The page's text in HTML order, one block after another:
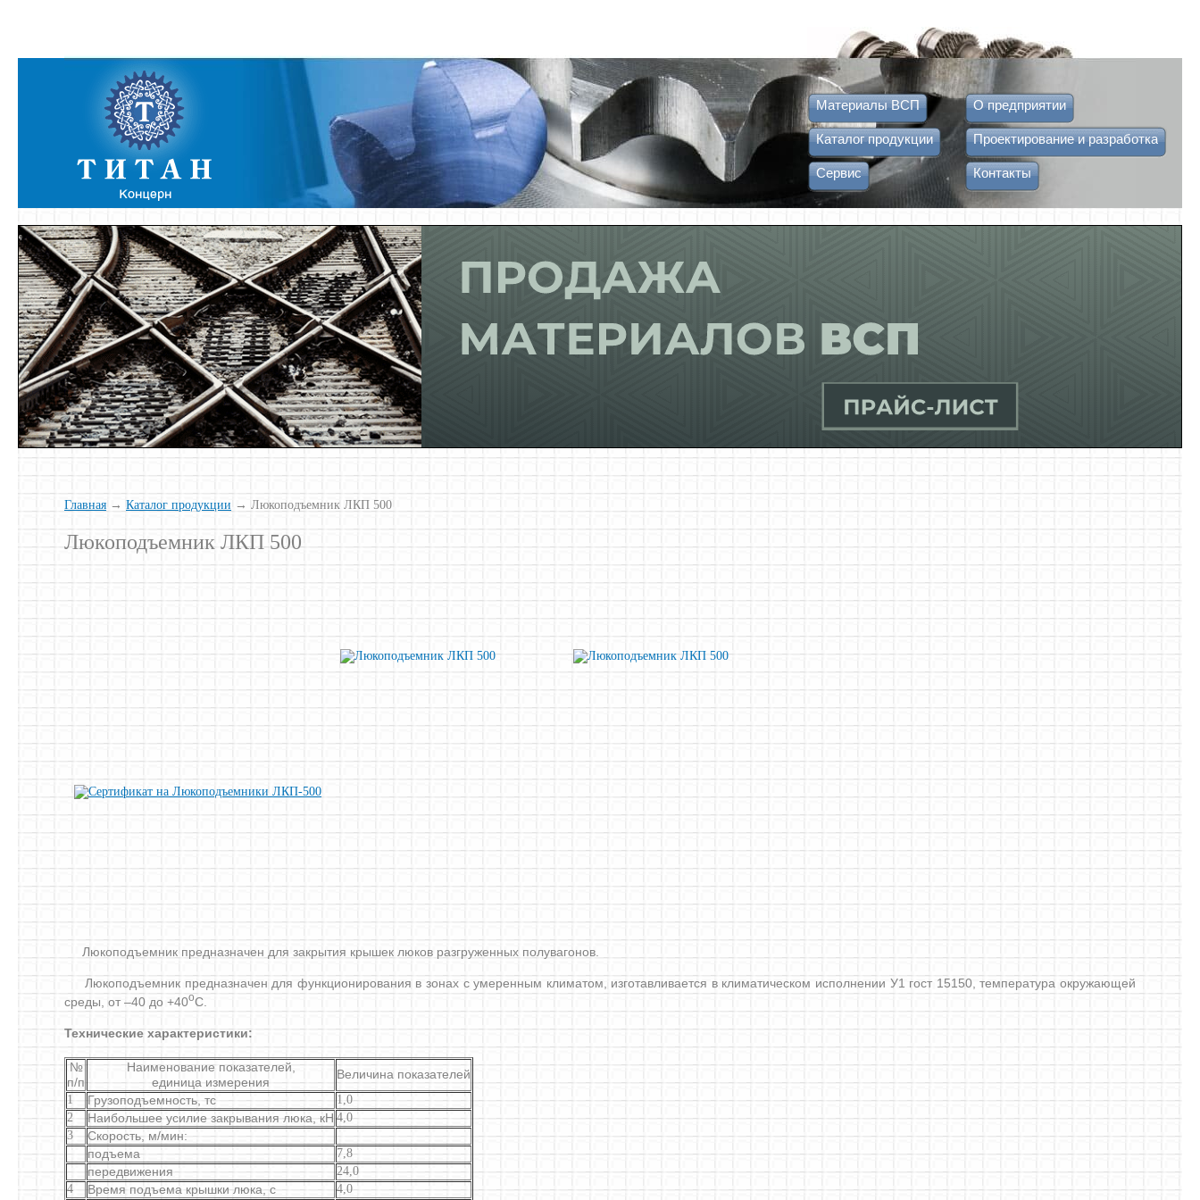
Материалы ВСП О предприятии
Каталог продукции Проектирование и разработка
Сервис Контакты
Главная → Каталог продукции → Люкоподъемник ЛКП 500
Люкоподъемник ЛКП 500
Люкоподъемник предназначен для закрытия крышек люков разгруженных полувагонов
Люкоподъемник предназначен для функционирования в зонах с умеренным климатом, изготавливается в климатическом исполнении У1 гост 15150, температура окружающей
среды, от –40 до +40оС.
Технические характеристики:
№
п/п
Наименование показателей,
единица измерения
Величина показателей
1 Грузоподъемность, тс
1,0
2
Наибольшее усилие закрывания люка, кН 4,0
3
Скорость, м/мин:
подъема
7,8
передвижения
24,0
4
Время подъема крышки люка, с
4,0